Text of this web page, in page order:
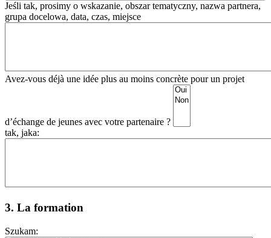
Jeśli tak, prosimy o wskazanie, obszar tematyczny, nazwa partnera,
grupa docelowa, data, czas, miejsce
Avez-vous déjà une idée plus au moins concrète pour un projet
d’échange de jeunes avec votre partenaire ?
tak, jaka:
3. La formation
Szukam: